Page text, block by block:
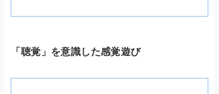
「聴覚」を意識した感覚遊び